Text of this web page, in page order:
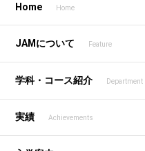
Home Home
JAMについて Feature
学科・コース紹介 Department
実績 Achievements